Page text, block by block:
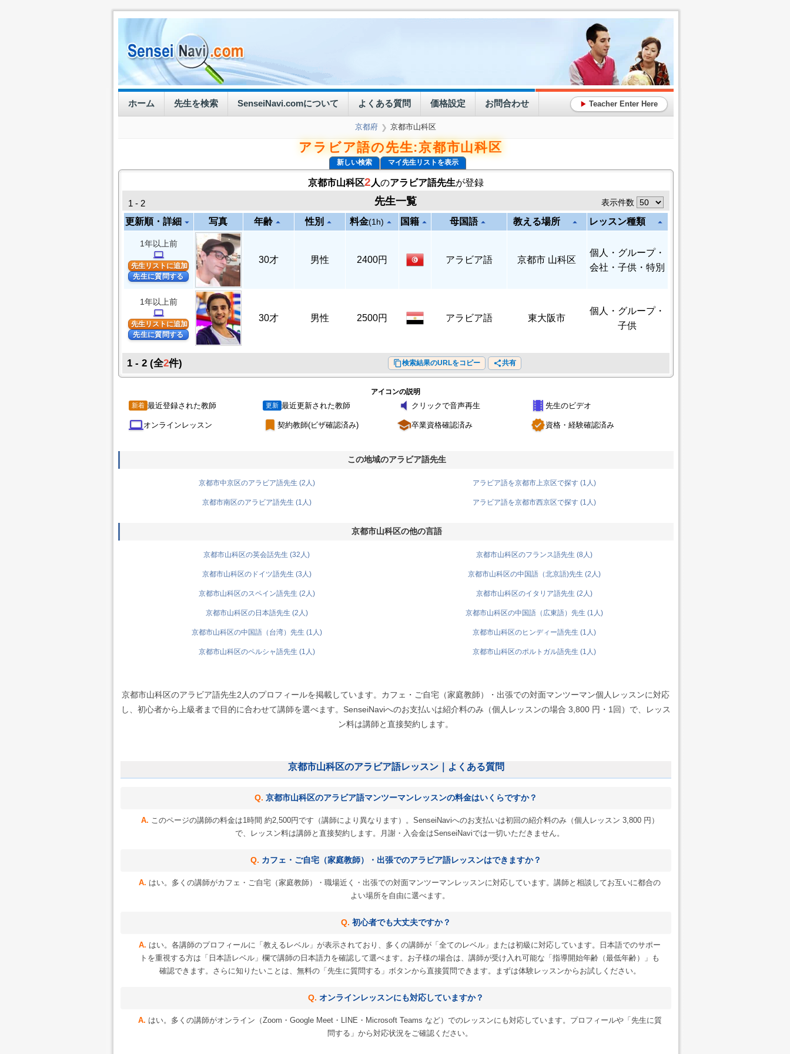
ホーム 先生を検索 SenseiNavi.comについて よくある質問 価格設定 お問合わせ ▶ Teacher Enter Here
京都府 ❯ 京都市山科区
アラビア語の先生:京都市山科区
新しい検索 マイ先生リストを表示
京都市山科区2 人のアラビア語先生が登録
先生一覧
1 - 2 表示件数
更新順・詳細 arrow_drop_down 写真 年齢arrow_drop_up 性別 arrow_drop_up 料金(1h) arrow_drop_up 国籍arrow_drop_up 母国語arrow_drop_up 教える場所 arrow_drop_up レッスン種類 arrow_drop_up
1年以上前
computer
先生リストに追加
先生に質問する
30才 男性 2400円 アラビア語 京都市 山科区
個人
・グループ・
会社・子供・特別
1年以上前
computer
先生リストに追加
先生に質問する
30才 男性 2500円 アラビア語 東大阪市
個人
・グループ・
子供
1 - 2(全2件) content_copy検索結果のURLをコピー share共有
アイコンの説明
新着 最近登録された教師 更新 最近更新された教師 volume_mute クリックで音声再生 theaters 先生のビデオ
computerオンラインレッスン turned_in 契約教師(ビザ確認済み) school卒業資格確認済み verified資格・経験確認済み
この地域のアラビア語先生
京都市中京区のアラビア語先生 (2人) アラビア語を京都市上京区で探す (1人)
京都市南区のアラビア語先生 (1人) アラビア語を京都市西京区で探す (1人)
京都市山科区の他の言語
京都市山科区の英会話先生 (32人) 京都市山科区のフランス語先生 (8人)
京都市山科区のドイツ語先生 (3人) 京都市山科区の中国語（北京語)先生 (2人)
京都市山科区のスペイン語先生 (2人) 京都市山科区のイタリア語先生 (2人)
京都市山科区の日本語先生 (2人) 京都市山科区の中国語（広東語）先生 (1人)
京都市山科区の中国語（台湾）先生 (1人) 京都市山科区のヒンディー語先生 (1人)
京都市山科区のペルシャ語先生 (1人) 京都市山科区のポルトガル語先生 (1人)
京都市山科区のアラビア語先生2人のプロフィールを掲載しています。カフェ・ご自宅（家庭教師）・出張での対面マンツーマン個人レッスンに対応
し、初心者から上級者まで目的に合わせて講師を選べます。SenseiNaviへのお支払いは紹介料のみ（個人レッスンの場合 3,800 円・1回）で、レッス
ン料は講師と直接契約します。
京都市山科区のアラビア語レッスン｜よくある質問
京都市山科区のアラビア語マンツーマンレッスンの料金はいくらですか？
このページの講師の料金は1時間 約2,500円です（講師により異なります）。SenseiNaviへのお支払いは初回の紹介料のみ（個人レッスン 3,800 円）
で、レッスン料は講師と直接契約します。月謝・入会金はSenseiNaviでは一切いただきません。
カフェ・ご自宅（家庭教師）・出張でのアラビア語レッスンはできますか？
はい。多くの講師がカフェ・ご自宅（家庭教師）・職場近く・出張での対面マンツーマンレッスンに対応しています。講師と相談してお互いに都合の
よい場所を自由に選べます。
初心者でも大丈夫ですか？
はい。各講師のプロフィールに「教えるレベル」が表示されており、多くの講師が「全てのレベル」または初級に対応しています。日本語でのサポー
トを重視する方は「日本語レベル」欄で講師の日本語力を確認して選べます。お子様の場合は、講師が受け入れ可能な「指導開始年齢（最低年齢）」も
確認できます。さらに知りたいことは、無料の「先生に質問する」ボタンから直接質問できます。まずは体験レッスンからお試しください。
オンラインレッスンにも対応していますか？
はい。多くの講師がオンライン（Zoom・Google Meet・LINE・Microsoft Teams など）でのレッスンにも対応しています。プロフィールや「先生に質
問する」から対応状況をご確認ください。